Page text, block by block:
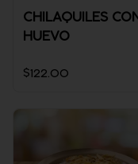
CHILAQUILES CON
HUEVO
$122.00